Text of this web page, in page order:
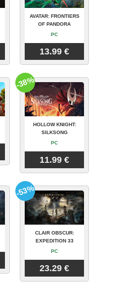
AVATAR: FRONTIERS
OF PANDORA
PC
13.99 €
HOLLOW KNIGHT:
SILKSONG
PC
11.99 €
-38%
CLAIR OBSCUR:
EXPEDITION 33
PC
23.29 €
-53%